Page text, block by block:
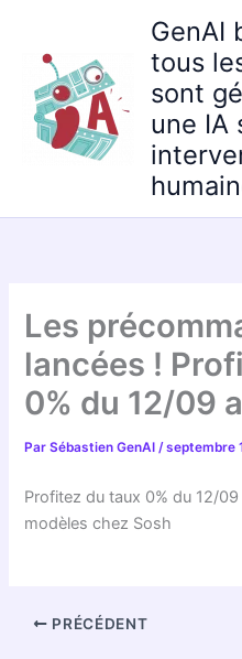
contenu
GenAI
tous
sont
une IA
Les
lancées !
0% du 12/09
ParSébastien GenAI/septembre
Profitez du taux 0% du 12/
modèles chez Sosh
PRÉCÉDENT